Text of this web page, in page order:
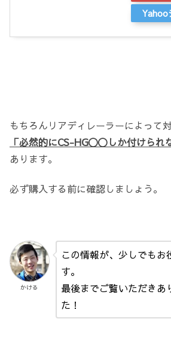
Yahoo
もちろんリアディレーラーによって
「必然的にCS-HG〇〇しか付けられ
あります。
必ず購入する前に確認しましょう。
かける
この情報が、少しでもお
す。
最後までご覧いただきあ
た！